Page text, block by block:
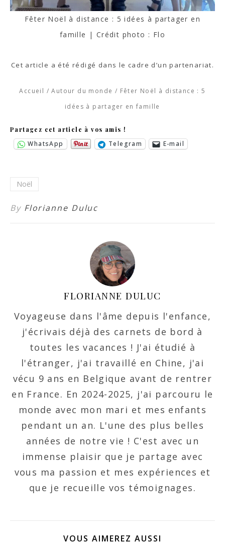
Fêter Noël à distance : 5 idées à partager en
famille | Crédit photo : Flo
Cet article a été rédigé dans le cadre d’un partenariat.
Accueil /Autour du monde / Fêter Noël à distance : 5
idées à partager en famille
Partagez cet article à vos amis !
WhatsApp Telegram E-mail
Noël
By Florianne Duluc
FLORIANNE DULUC
Voyageuse dans l'âme depuis l'enfance,
j'écrivais déjà des carnets de bord à
toutes les vacances ! J'ai étudié à
l'étranger, j'ai travaillé en Chine, j'ai
vécu 9 ans en Belgique avant de rentrer
en France. En 2024-2025, j'ai parcouru le
monde avec mon mari et mes enfants
pendant un an. L'une des plus belles
années de notre vie ! C'est avec un
immense plaisir que je partage avec
vous ma passion et mes expériences et
que je recueille vos témoignages.
VOUS AIMEREZ AUSSI